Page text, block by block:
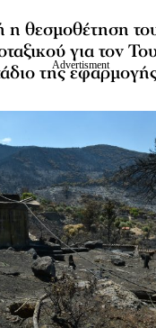
θεσμοθέτηση
για τον
της